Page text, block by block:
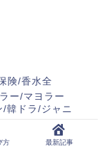
険/香水全
ー/マヨラー
韓ドラ/ジャニ
方 最新記事